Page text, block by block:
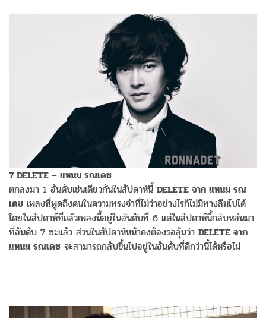
7 DELETE – แหนม รณเดช
ตกลงมา 1 อันดับเช่นเดียวกันในสัปดาห์นี้ DELETE จาก แหนม รณ
เดช เพลงที่พูดถึงคนในความทรงจำที่ไม่ว่าอย่างไรก็ไม่มีทางลืมไปได้
โดยในสัปดาห์ที่แล้วเพลงนี้อยู่ในอันดับที่ 6 แต่ในสัปดาห์นี้กลับหล่นมา
ที่อันดับ 7 ซะแล้ว ส่วนในสัปดาห์หน้าคงต้องรอลุ้นว่า DELETE จาก
แหนม รณเดช จะสามารถกลับขึ้นไปอยู่ในอันดับที่ดีกว่านี้ได้หรือไม่